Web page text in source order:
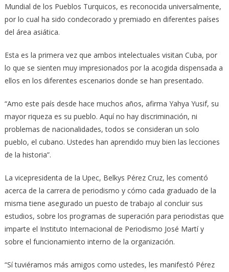
Mundial de los Pueblos Turquicos, es reconocida universalmente,
por lo cual ha sido condecorado y premiado en diferentes países
del área asiática.
Esta es la primera vez que ambos intelectuales visitan Cuba, por
lo que se sienten muy impresionados por la acogida dispensada a
ellos en los diferentes escenarios donde se han presentado.
“Amo este país desde hace muchos años, afirma Yahya Yusif, su
mayor riqueza es su pueblo. Aquí no hay discriminación, ni
problemas de nacionalidades, todos se consideran un solo
pueblo, el cubano. Ustedes han aprendido muy bien las lecciones
de la historia”.
La vicepresidenta de la Upec, Belkys Pérez Cruz, les comentó
acerca de la carrera de periodismo y cómo cada graduado de la
misma tiene asegurado un puesto de trabajo al concluir sus
estudios, sobre los programas de superación para periodistas que
imparte el Instituto Internacional de Periodismo José Martí y
sobre el funcionamiento interno de la organización.
“Sí tuviéramos más amigos como ustedes, les manifestó Pérez